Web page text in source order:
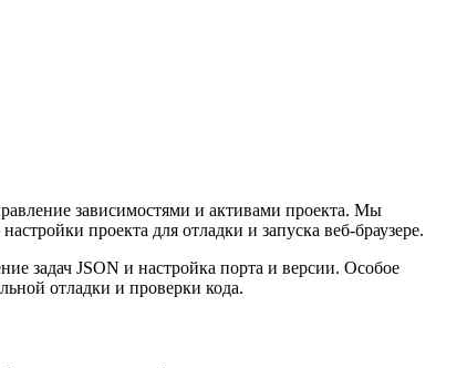
зависимостями и активами проекта. Мы
проекта для отладки и запуска веб-браузере.
задач JSON и настройка порта и версии. Особое
отладки и проверки кода.